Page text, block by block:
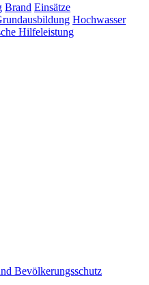
Brand Einsätze
Hochwasser
Hilfeleistung
Bevölkerungsschutz